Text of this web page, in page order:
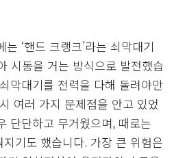
‘핸드 크랭크’라는 쇠막대기
시동을 거는 방식으로 발전했습
막대기를 전력을 다해 돌려야만
여러 가지 문제점을 안고 있었
단단하고 무거웠으며, 때로는
기도 했습니다. 가장 큰 위험은